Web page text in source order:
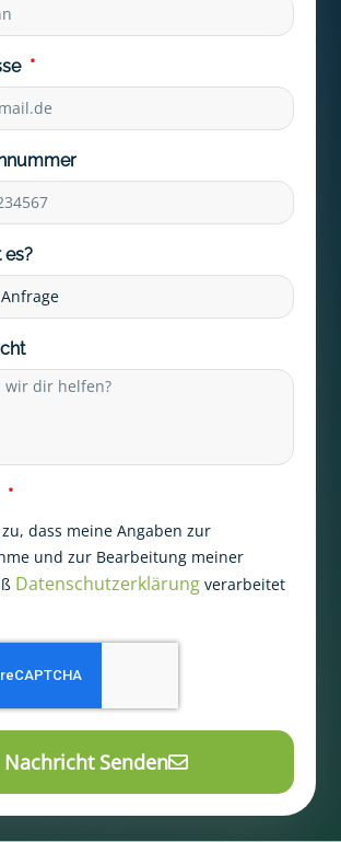
dass meine Angaben zur
und zur Bearbeitung meiner
Datenschutzerklärungverarbeitet
Nachricht Senden